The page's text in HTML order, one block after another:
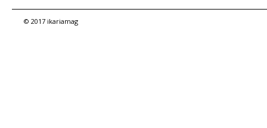
© 2017 ikariamag